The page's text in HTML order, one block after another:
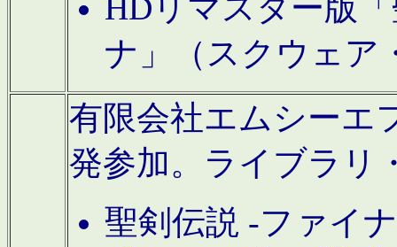
HDリマスター版
ナ」（スクウェア
有限会社エムシーエ
発参加。ライブラリ
聖剣伝説 -ファイ